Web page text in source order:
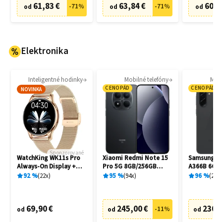
od 61,83 € -71% od 63,84 € -71% od
Elektronika
Inteligentné hodinky
NOVINKA
Sponzorované
WatchKing WK11s Pro
Always-On Display +
Extra remienok
92% 22x
od 69,90 €
Mobilné telefóny
CENOPÁD
Xiaomi Redmi Note 15
Pro 5G 8GB/256GB
Black
95% 94x
od 245,00 € -11%
CENOPÁD
Samsung
A366B
Awesome
96% 20
od